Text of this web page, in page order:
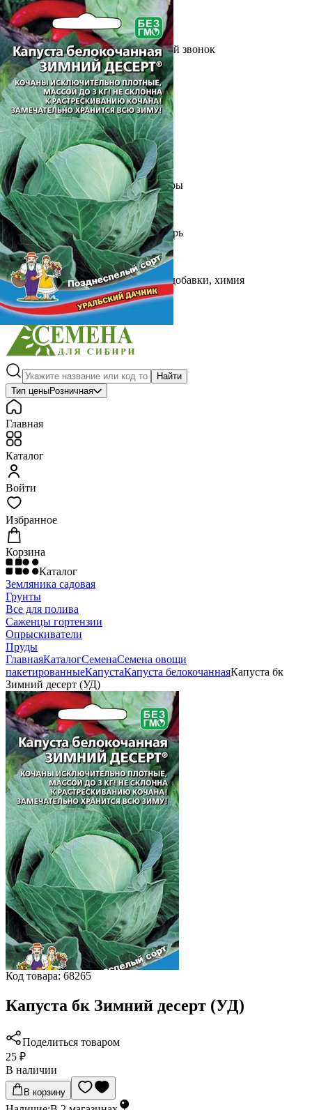
Выберите город
Обратный звонокЗаказать обратный звонок
Каталог
Семена
Грунты
Газонные травы, сидераты
Горшки, рассадники, аксессуары
Посадочный материал
Садовый инструмент, инвентарь
Консервирование
Средства защиты, удобрения, добавки, химия
Обустройство сада, декор
Найти
Тип ценыРозничная
Главная
Каталог
Войти
Избранное
Корзина
Каталог
Земляника садовая
Грунты
Все для полива
Саженцы гортензии
Опрыскиватели
Пруды
ГлавнаяКаталогСеменаСемена овощи
пакетированныеКапустаКапуста белокочаннаяКапуста бк
Зимний десерт (УД)
Код товара: 68265
Капуста бк Зимний десерт (УД)
Поделиться товаром
25 ₽
В наличии
В корзину